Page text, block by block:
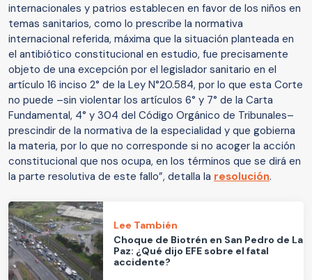
internacionales y patrios establecen en favor de los niños en
temas sanitarios, como lo prescribe la normativa
internacional referida, máxima que la situación planteada en
el antibiótico constitucional en estudio, fue precisamente
objeto de una excepción por el legislador sanitario en el
artículo 16 inciso 2° de la Ley N°20.584, por lo que esta Corte
no puede –sin violentar los artículos 6° y 7° de la Carta
Fundamental, 4° y 304 del Código Orgánico de Tribunales–
prescindir de la normativa de la especialidad y que gobierna
la materia, por lo que no corresponde si no acoger la acción
constitucional que nos ocupa, en los términos que se dirá en
la parte resolutiva de este fallo”, detalla la resolución.
Lee También
Choque de Biotrén en San Pedro de La
Paz: ¿Qué dijo EFE sobre el fatal
accidente?